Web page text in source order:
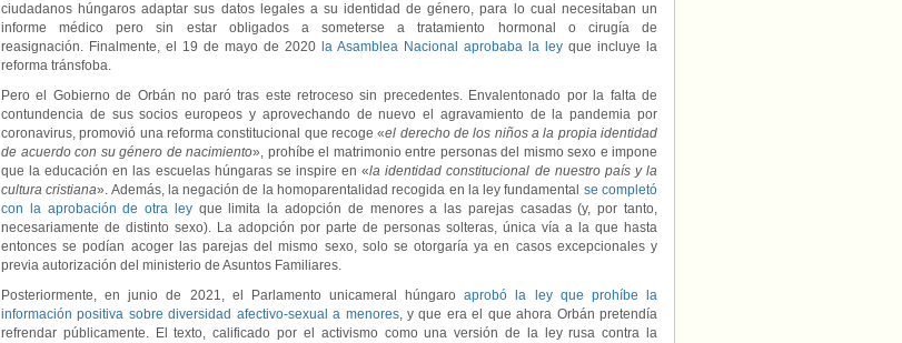
ciudadanos húngaros adaptar sus datos legales a su identidad de género, para lo cual necesitaban un
informe médico pero sin estar obligados a someterse a tratamiento hormonal o cirugía de
reasignación. Finalmente, el 19 de mayo de 2020 la Asamblea Nacional aprobaba la ley que incluye la
reforma tránsfoba.
Pero el Gobierno de Orbán no paró tras este retroceso sin precedentes. Envalentonado por la falta de
contundencia de sus socios europeos y aprovechando de nuevo el agravamiento de la pandemia por
coronavirus, promovió una reforma constitucional que recoge «el derecho de los niños a la propia identidad
de acuerdo con su género de nacimiento», prohíbe el matrimonio entre personas del mismo sexo e impone
que la educación en las escuelas húngaras se inspire en «la identidad constitucional de nuestro país y la
cultura cristiana». Además, la negación de la homoparentalidad recogida en la ley fundamental se completó
con la aprobación de otra leyque limita la adopción de menores a las parejas casadas (y, por tanto,
necesariamente de distinto sexo). La adopción por parte de personas solteras, única vía a la que hasta
entonces se podían acoger las parejas del mismo sexo, solo se otorgaría ya en casos excepcionales y
previa autorización del ministerio de Asuntos Familiares.
Posteriormente, en junio de 2021, el Parlamento unicameral húngaro aprobó la ley que prohíbe la
información positiva sobre diversidad afectivo-sexual a menores, y que era el que ahora Orbán pretendía
refrendar públicamente. El texto, calificado por el activismo como una versión de la ley rusa contra la